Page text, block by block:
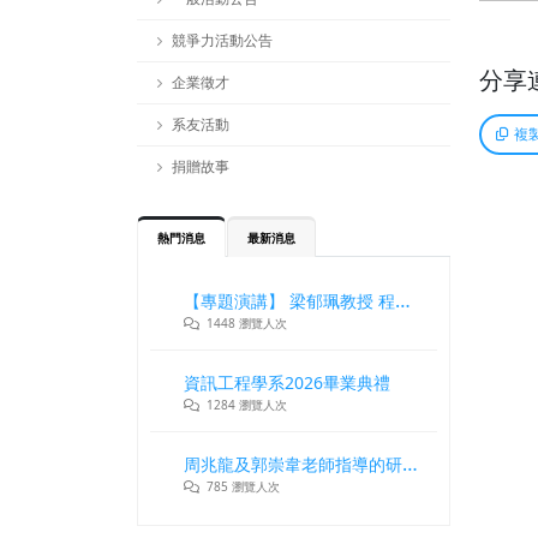
競爭力活動公告
企業徵才
系友活動
捐贈故事
熱門消息 最新消息
【專題演講】 梁郁珮教授 程式設計師在新世代記憶體與儲存系統中的角色與挑戰
1448 瀏覽人次
資訊工程學系2026畢業典禮
1284 瀏覽人次
周兆龍及郭崇韋老師指導的研究團隊獲DLT2026最佳論文獎
785 瀏覽人次
分享
複